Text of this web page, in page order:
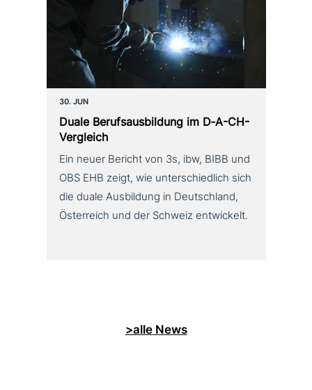
30. JUN
Duale Berufsausbildung im D‑A-CH-
Vergleich
Ein neuer Bericht von 3s, ibw, BIBB und
OBS EHB zeigt, wie unterschiedlich sich
die duale Ausbildung in Deutschland,
Österreich und der Schweiz entwickelt.
>alle News